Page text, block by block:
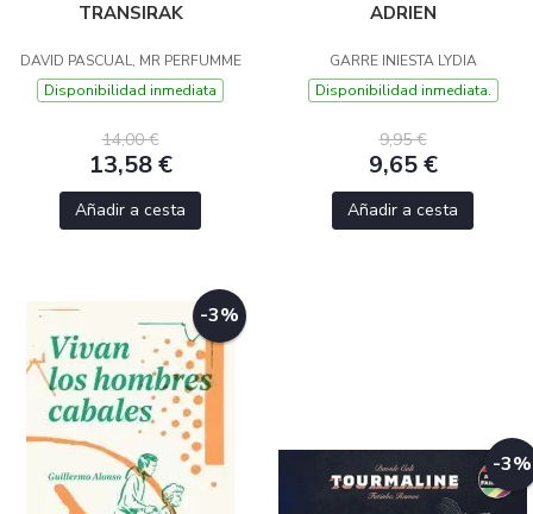
TRANSIRAK
DAVID PASCUAL, MR PERFUMME
Disponibilidad inmediata
14,00 €
13,58 €
Añadir a cesta
ADRIEN
GARRE INIESTA LYDIA
Disponibilidad inmediata.
9,95 €
9,65 €
Añadir a cesta
-3%
-3%